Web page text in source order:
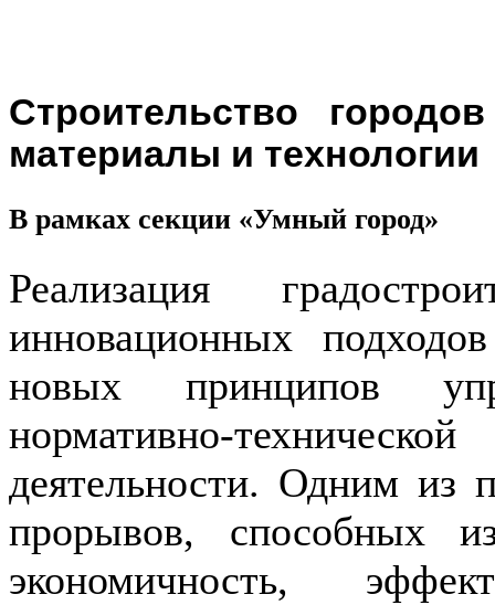
Строительство
материалы и технологии
В рамках секции «Умный город»
Реализация
инновационных
новых принципов
нормативно-технической
деятельности. Одним из
прорывов, способных
экономичность,